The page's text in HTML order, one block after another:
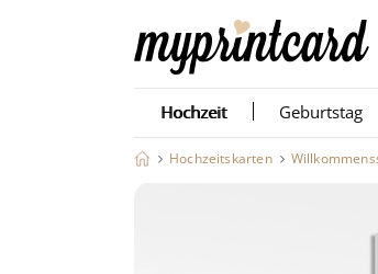
Hochzeit Geburtstag
Hochzeitskarten